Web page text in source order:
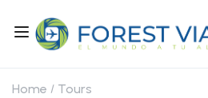
Home Tours